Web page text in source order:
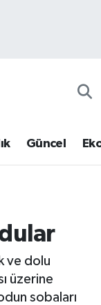
Güncel
ve dolu
üzerine
sobaları